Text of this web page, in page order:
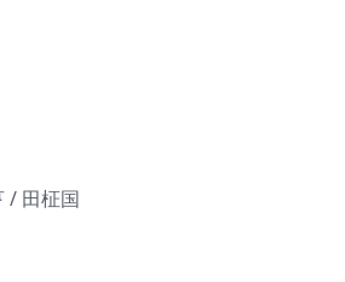
/ 田柾国